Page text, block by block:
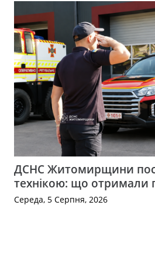
ДСНС Житомирщини
технікою: що отримали
Середа, 5 Серпня, 2026